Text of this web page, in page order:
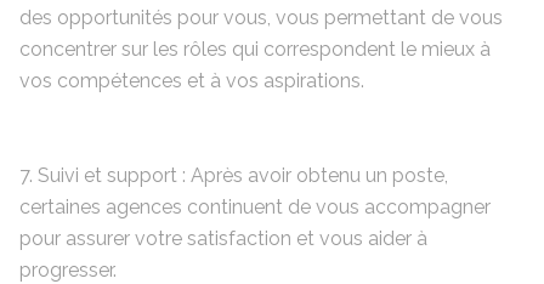
des opportunités pour vous, vous permettant de vous
concentrer sur les rôles qui correspondent le mieux à
vos compétences et à vos aspirations.
7. Suivi et support : Après avoir obtenu un poste,
certaines agences continuent de vous accompagner
pour assurer votre satisfaction et vous aider à
progresser.